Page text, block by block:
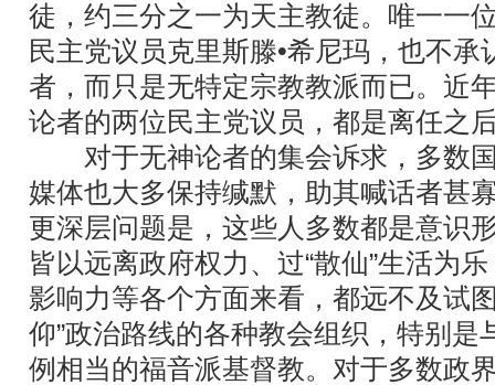
徒，约三分之一为天主教徒。唯一一
民主党议员克里斯滕•希尼玛，也不
者，而只是无特定宗教教派而已。近
论者的两位民主党议员，都是离任之
对于无神论者的集会诉求，多数国
媒体也大多保持缄默，助其喊话者甚
更深层问题是，这些人多数都是意识
皆以远离政府权力、过“散仙”生活为
影响力等各个方面来看，都远不及试
仰”政治路线的各种教会组织，特别是
例相当的福音派基督教。对于多数政